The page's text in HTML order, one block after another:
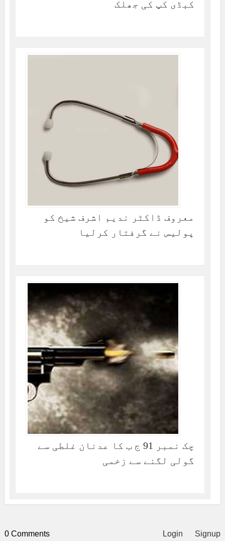
کبڈی کپ کی جھلک
معروف ڈاکٹر ندیم اشرف شیخ کو
پولیس نے گرفتار کرلیا
چک نمبر 91 ج ب کا عدنان غلطی سے
گولی لگنے سے زخمی
0 Comments Login Signup